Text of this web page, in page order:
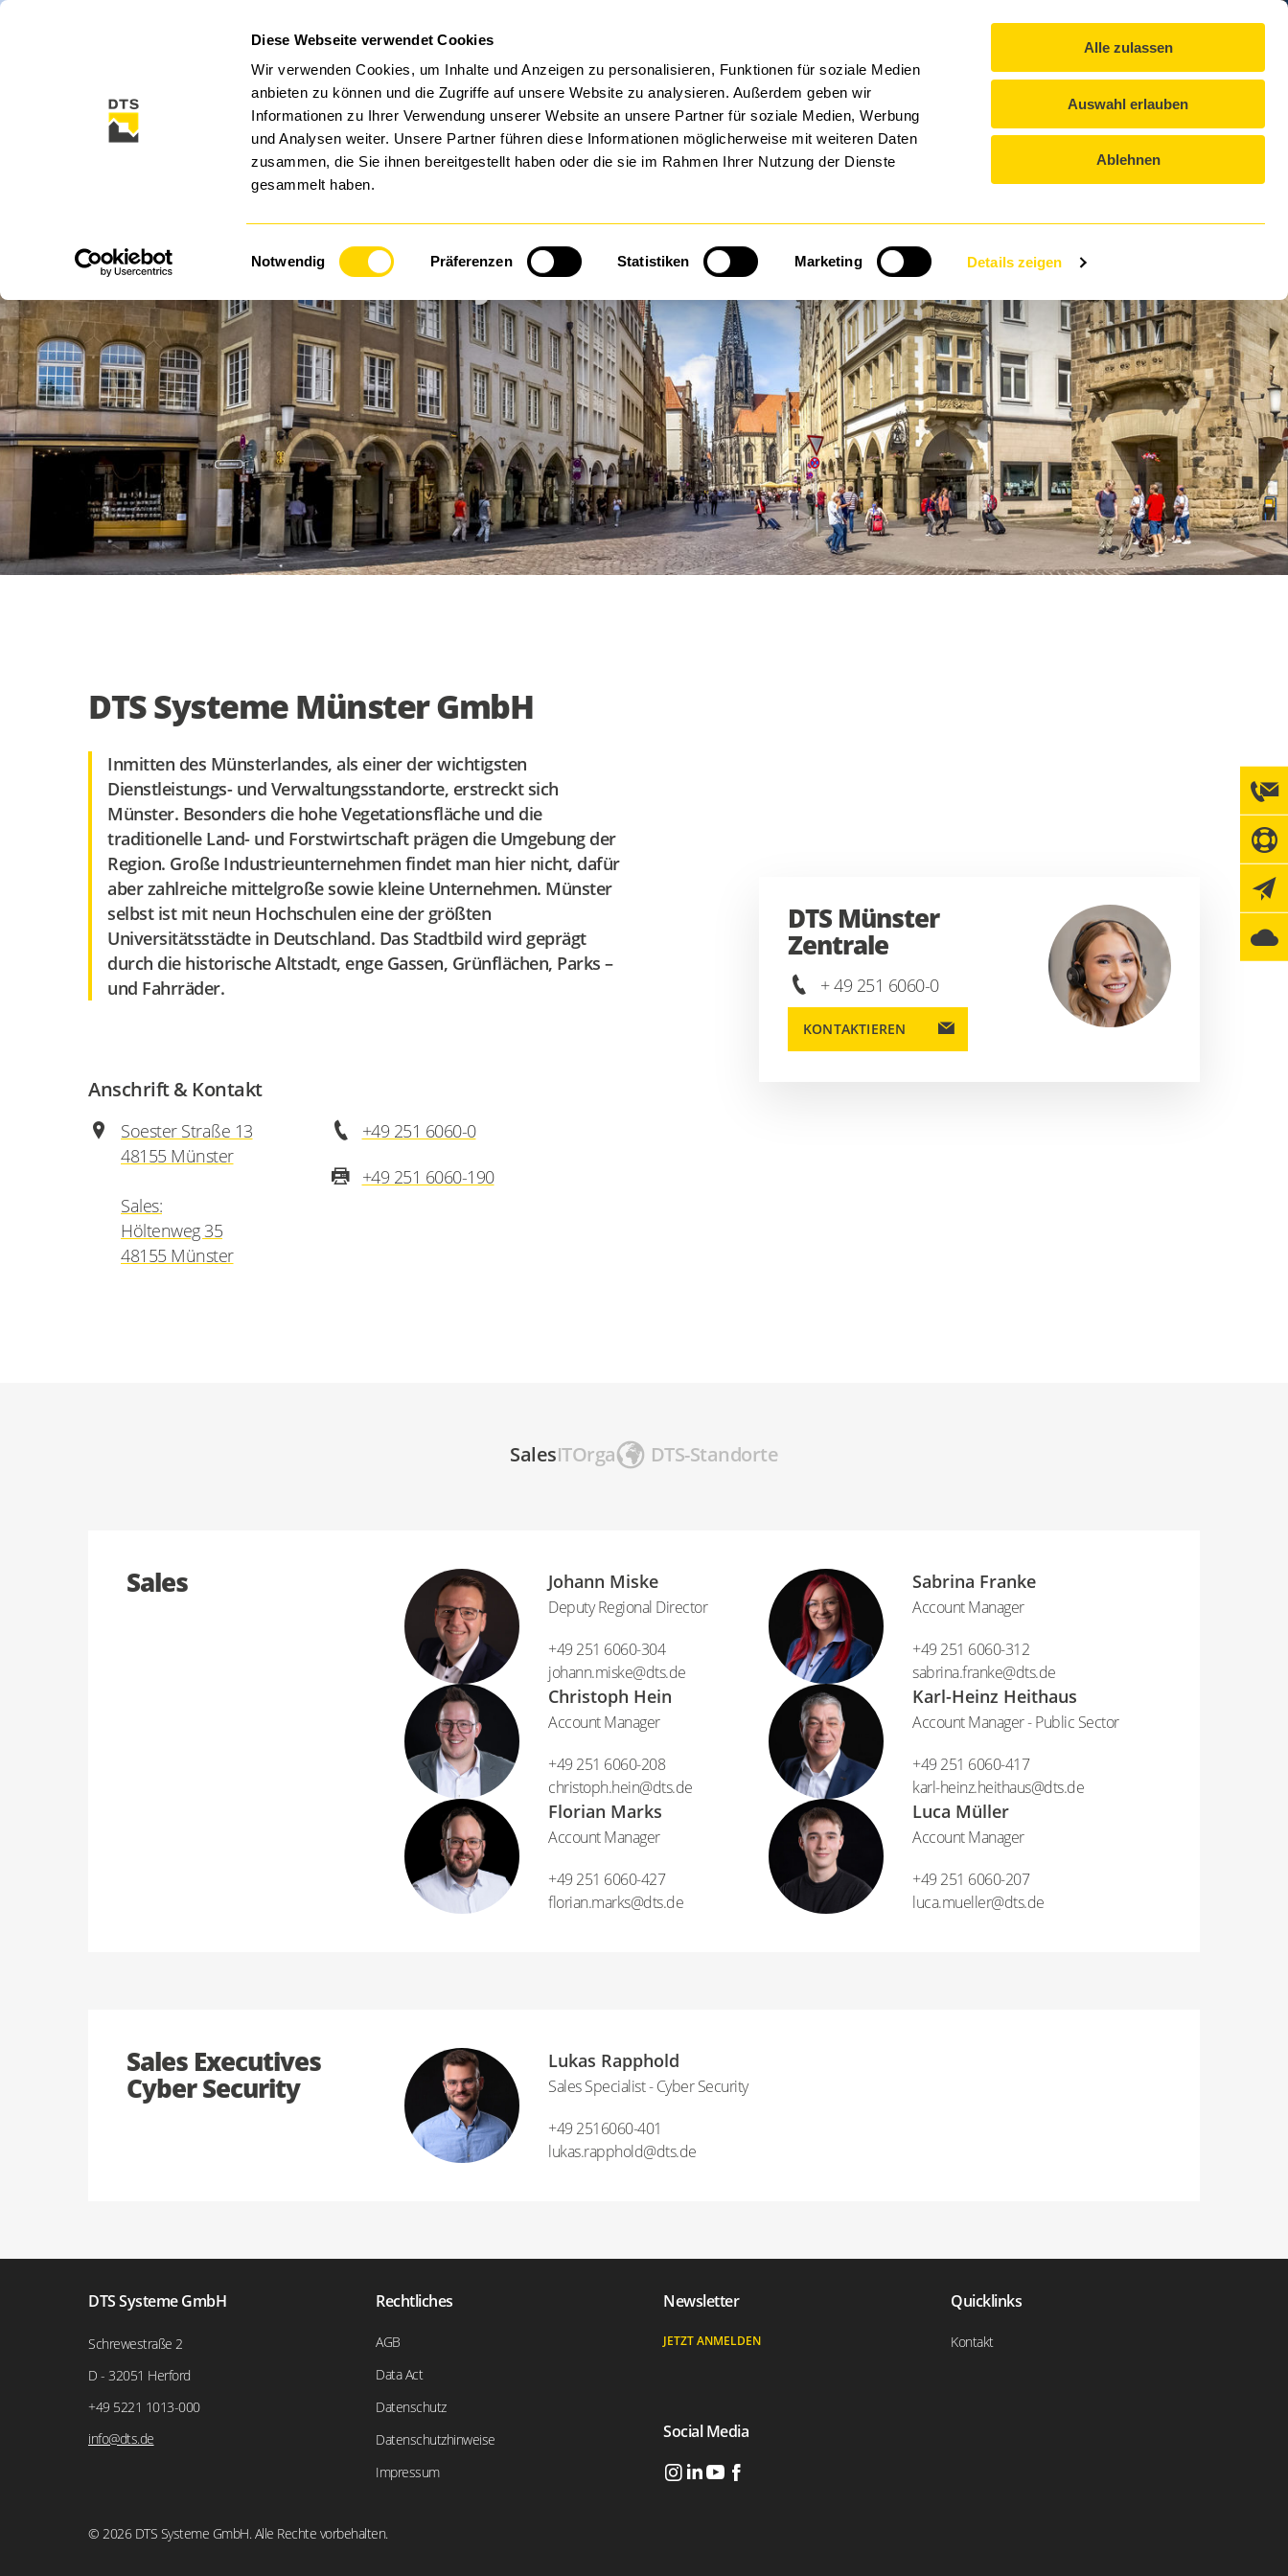
Diese Webseite verwendet Cookies
Wir verwenden Cookies, um Inhalte und Anzeigen zu personalisieren, Funktionen für soziale Medien
anbieten zu können und die Zugriffe auf unsere Website zu analysieren. Außerdem geben wir
Informationen zu Ihrer Verwendung unserer Website an unsere Partner für soziale Medien, Werbung
und Analysen weiter. Unsere Partner führen diese Informationen möglicherweise mit weiteren Daten
zusammen, die Sie ihnen bereitgestellt haben oder die sie im Rahmen Ihrer Nutzung der Dienste
gesammelt haben.
Einwilligungsauswahl
Notwendig Präferenzen Statistiken Marketing Details zeigen
Alle zulassen
Auswahl erlauben
Ablehnen
CYBER SECURITY SECURITY SOFTWARE BY DTS MANAGED SERVICES DTS GROUP EVENTS KARRIERE
DTS Systeme Münster GmbH
DTS Systeme Münster GmbH
Inmitten des Münsterlandes, als einer der wichtigsten
Dienstleistungs- und Verwaltungsstandorte, erstreckt sich
Münster. Besonders die hohe Vegetationsfläche und die
traditionelle Land- und Forstwirtschaft prägen die Umgebung der
Region. Große Industrieunternehmen findet man hier nicht, dafür
aber zahlreiche mittelgroße sowie kleine Unternehmen. Münster
selbst ist mit neun Hochschulen eine der größten
Universitätsstädte in Deutschland. Das Stadtbild wird geprägt
durch die historische Altstadt, enge Gassen, Grünflächen, Parks –
und Fahrräder.
Anschrift & Kontakt
Soester Straße 13
48155 Münster
Sales:
Höltenweg 35
48155 Münster
+49 251 6060-0
+49 251 6060-190
DTS Münster
Zentrale
+ 49 251 6060-0
KONTAKTIEREN
SalesITOrga DTS-Standorte
Sales Johann Miske
Deputy Regional Director
+49 251 6060-304
johann.miske​@​dts.de
Sabrina Franke
Account Manager
+49 251 6060-312
sabrina.franke​@​dts.de
Christoph Hein
Account Manager
+49 251 6060-208
christoph.hein​@​dts.de
Karl-Heinz Heithaus
Account Manager - Public Sector
+49 251 6060-417
karl-heinz.heithaus​@​dts.de
Florian Marks
Account Manager
+49 251 6060-427
florian.marks​@​dts.de
Luca Müller
Account Manager
+49 251 6060-207
luca.mueller​@​dts.de
Sales Executives
Cyber Security
Lukas Rapphold
Sales Specialist - Cyber Security
+49 2516060-401
lukas.rapphold​@​dts.de
DTS Systeme GmbH
Schrewestraße 2
D - 32051 Herford
+49 5221 1013-000
info@dts.de
Rechtliches
AGB
Data Act
Datenschutz
Datenschutzhinweise
Impressum
Newsletter
JETZT ANMELDEN
Social Media
Quicklinks
Kontakt
© 2026 DTS Systeme GmbH. Alle Rechte vorbehalten.